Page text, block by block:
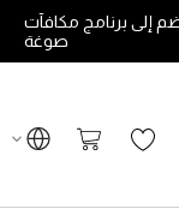
إلى برنامج مكافآت
صوغة
سلة التسوق